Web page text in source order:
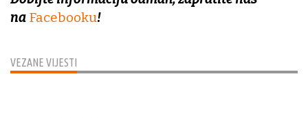
VEZANE VIJESTI
na Facebooku!